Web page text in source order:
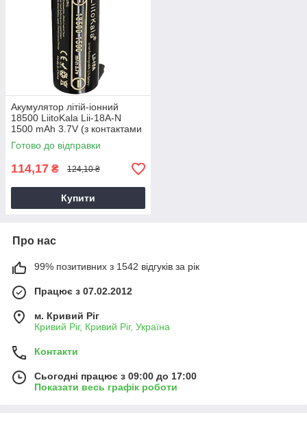
Акумулятор літій-іонний
18500 LiitoKala Lii-18A-N
1500 mAh 3.7V (з контактами
під паяння)
Готово до відправки
114,17 ₴ 124,10 ₴
Купити
Про нас
99% позитивних з 1542 відгуків за рік
Працює з 07.02.2012
м. Кривий Ріг
Кривий Ріг, Кривий Ріг, Україна
Контакти
Сьогодні працює з 09:00 до 17:00
Показати весь графік роботи